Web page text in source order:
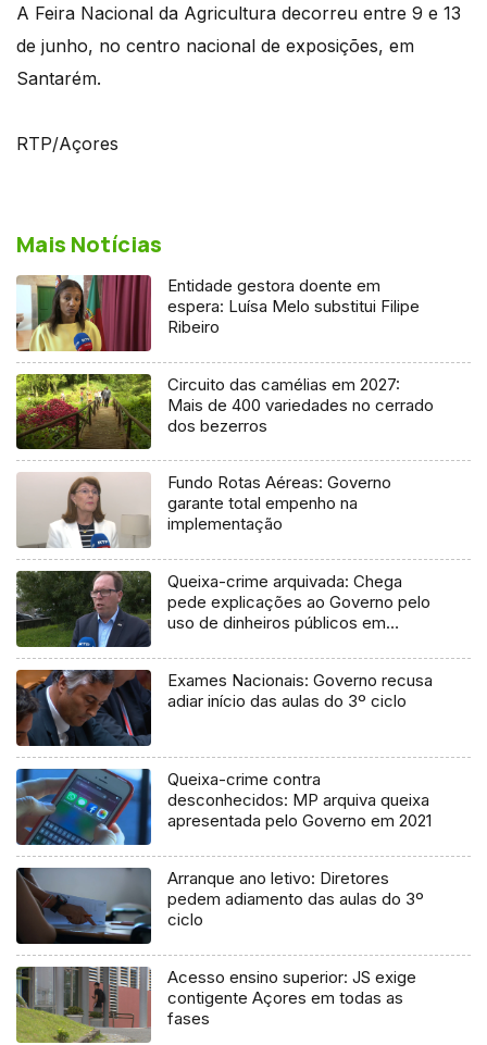
A Feira Nacional da Agricultura decorreu entre 9 e 13
de junho, no centro nacional de exposições, em
Santarém.
RTP/Açores
Mais Notícias
Entidade gestora doente em
espera: Luísa Melo substitui Filipe
Ribeiro
Circuito das camélias em 2027:
Mais de 400 variedades no cerrado
dos bezerros
Fundo Rotas Aéreas: Governo
garante total empenho na
implementação
Queixa-crime arquivada: Chega
pede explicações ao Governo pelo
uso de dinheiros públicos em
Exames Nacionais: Governo recusa
adiar início das aulas do 3º ciclo
Queixa-crime contra
desconhecidos: MP arquiva queixa
apresentada pelo Governo em 2021
Arranque ano letivo: Diretores
pedem adiamento das aulas do 3º
ciclo
Acesso ensino superior: JS exige
contigente Açores em todas as
fases